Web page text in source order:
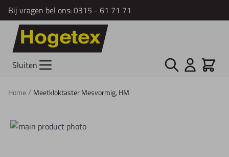
Bij vragen bel ons:0315 - 61 71 71
Ga naar de inhoud
Sluiten Zoek Cart
Home/ Meetkloktaster Mesvormig, HM